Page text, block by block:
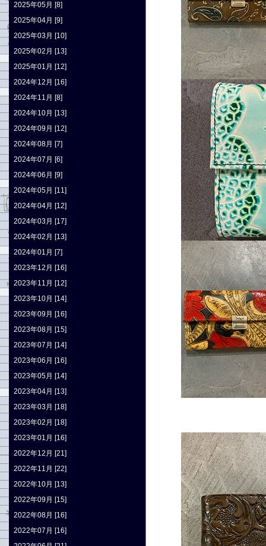
2025年05月 [8]
2025年04月 [9]
2025年03月 [10]
2025年02月 [13]
2025年01月 [12]
2024年12月 [16]
2024年11月 [8]
2024年10月 [13]
2024年09月 [12]
2024年08月 [7]
2024年07月 [6]
2024年06月 [9]
2024年05月 [11]
2024年04月 [12]
2024年03月 [17]
2024年02月 [13]
2024年01月 [7]
2023年12月 [16]
2023年11月 [12]
2023年10月 [14]
2023年09月 [16]
2023年08月 [15]
2023年07月 [14]
2023年06月 [16]
2023年05月 [14]
2023年04月 [13]
2023年03月 [18]
2023年02月 [18]
2023年01月 [16]
2022年12月 [21]
2022年11月 [22]
2022年10月 [13]
2022年09月 [15]
2022年08月 [16]
2022年07月 [16]